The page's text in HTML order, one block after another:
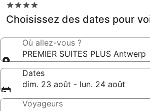
Hébergement
4.0 étoiles
Choisissez des dates pour
Où allez-vous ?
PREMIER SUITES PLUS Antwerp
Dates
dim. 23 août - lun. 24 août
Voyageurs